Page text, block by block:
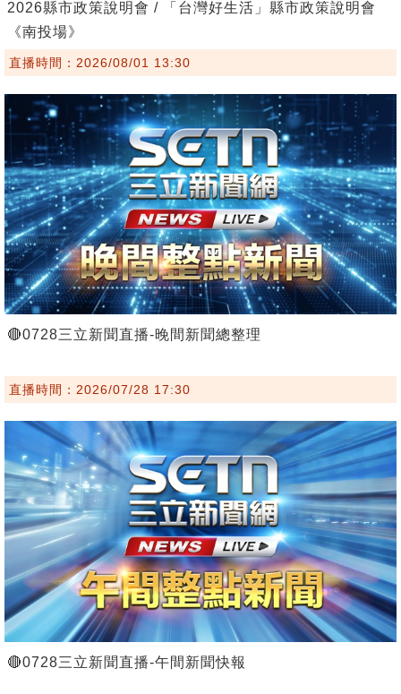
2026縣市政策說明會 / 「台灣好生活」縣市政策說明會
《南投場》
直播時間：2026/08/01 13:30
🔴0728三立新聞直播-晚間新聞總整理
直播時間：2026/07/28 17:30
🔴0728三立新聞直播-午間新聞快報